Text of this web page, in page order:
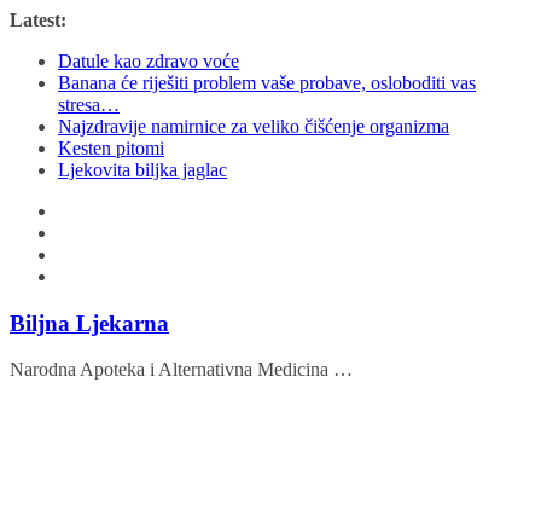
Skip
content
Latest:
Datule kao zdravo voće
Banana će riješiti problem vaše probave, osloboditi vas
stresa…
Najzdravije namirnice za veliko čišćenje organizma
Kesten pitomi
Ljekovita biljka jaglac
Biljna Ljekarna
Narodna Apoteka i Alternativna Medicina …